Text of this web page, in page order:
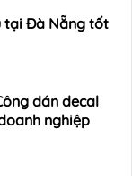
tại Đà Nẵng tốt
dán decal
các doanh nghiệp